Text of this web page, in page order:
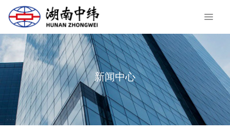
新闻中心